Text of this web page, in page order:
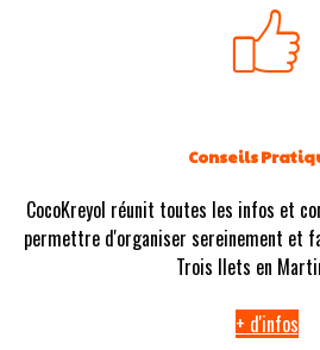
Conseils
CocoKreyol réunit toutes les infos et
permettre d'organiser sereinement et
Trois Ilets en
+ d'infos